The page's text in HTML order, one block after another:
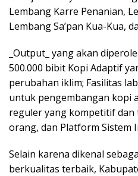
Lembang Karre Penanian,
Lembang Sa’pan Kua-Kua,
_Output_ yang akan
500.000 bibit Kopi Adaptif
perubahan iklim; Fasilitas
untuk pengembangan kopi
reguler yang kompetitif
orang, dan Platform Sistem
Selain karena dikenal
berkualitas terbaik,